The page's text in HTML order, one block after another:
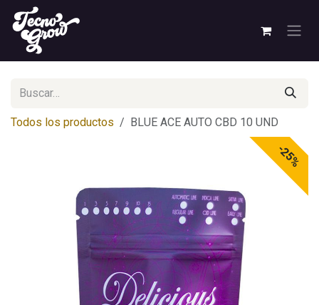
Ir al contenido
Todos los productos BLUE ACE AUTO CBD 10 UND
-25%